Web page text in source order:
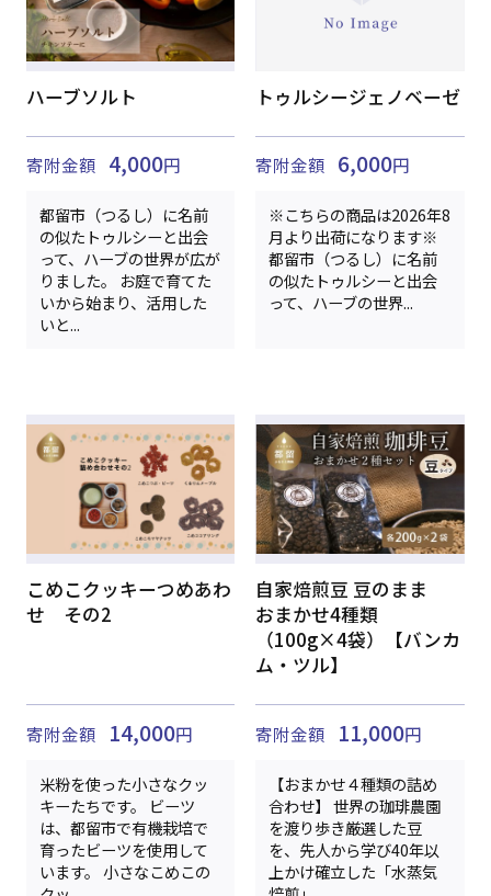
ハーブソルト
寄附金額 4,000円
都留市（つるし）に名前
の似たトゥルシーと出会
って、ハーブの世界が広が
りました。 お庭で育てた
いから始まり、活用した
いと...
トゥルシージェノベーゼ
寄附金額 6,000円
※こちらの商品は2026年8
月より出荷になります※
都留市（つるし）に名前
の似たトゥルシーと出会
って、ハーブの世界...
こめこクッキーつめあわ
せ その2
寄附金額 14,000円
米粉を使った小さなクッ
キーたちです。 ビーツ
は、都留市で有機栽培で
育ったビーツを使用して
います。 小さなこめこの
自家焙煎豆 豆のまま
おまかせ4種類
（100g×4袋）【バンカ
ム・ツル】
寄附金額 11,000円
【おまかせ４種類の詰め
合わせ】 世界の珈琲農園
を渡り歩き厳選した豆
を、先人から学び40年以
上かけ確立した「水蒸気